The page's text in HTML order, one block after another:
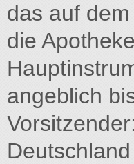
das auf
die
angeblich